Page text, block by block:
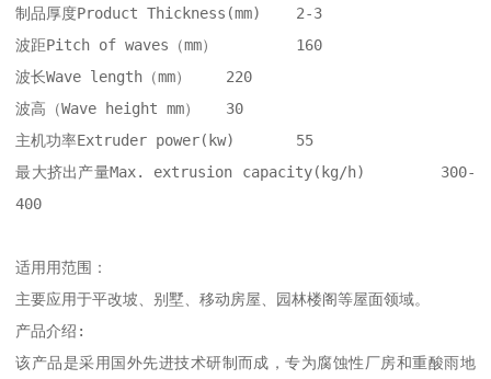
制品厚度Product Thickness(mm)   	2-3
波距Pitch of waves（mm）  	160
波长Wave length（mm）	220
波高（Wave height mm）	30
主机功率Extruder power(kw)  	55
最大挤出产量Max. extrusion capacity(kg/h)   	300-
400
适用用范围：
主要应用于平改坡、别墅、移动房屋、园林楼阁等屋面领域。
产品介绍:
该产品是采用国外先进技术研制而成，专为腐蚀性厂房和重酸雨地